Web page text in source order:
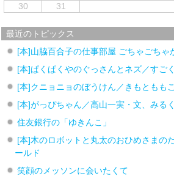
30
31
最近のトピックス
[本]山脇百合子の仕事部屋 ごちゃごちゃ
[本]ぱくぱくやのぐっさんとネズ／すご
[本]クニョニョのぼうけん／きもとももこ
[本]がっぴちゃん／高山一実・文、みる
住友銀行の「ゆきんこ」
[本]木のロボットと丸太のおひめさまの
ールド
笑顔のメッソンに会いたくて